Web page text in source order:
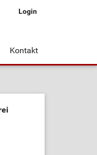
Login
Kontakt